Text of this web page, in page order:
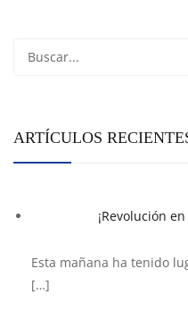
ARTÍCULOS
¡Revolución
Esta mañana ha tenido
[…]